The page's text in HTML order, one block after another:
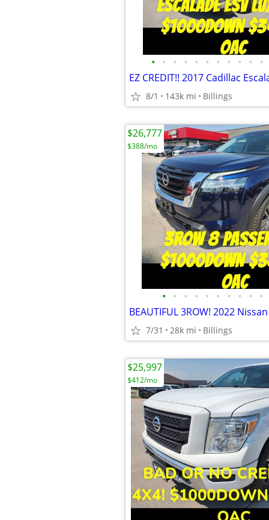
• • • • • • • • • • •
8/1 143k mi Billings
• • • • • • • • • •
7/31 28k mi Billings
$26,777
$388/mo
$25,997
$412/mo